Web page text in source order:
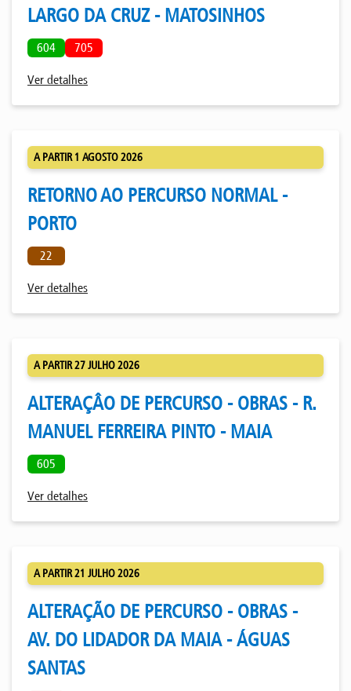
LARGO DA CRUZ - MATOSINHOS
604 705
Ver detalhes
A PARTIR 1 AGOSTO 2026
RETORNO AO PERCURSO NORMAL -
PORTO
22
Ver detalhes
A PARTIR 27 JULHO 2026
ALTERAÇÂO DE PERCURSO - OBRAS - R.
MANUEL FERREIRA PINTO - MAIA
605
Ver detalhes
A PARTIR 21 JULHO 2026
ALTERAÇÃO DE PERCURSO - OBRAS -
AV. DO LIDADOR DA MAIA - ÁGUAS
SANTAS